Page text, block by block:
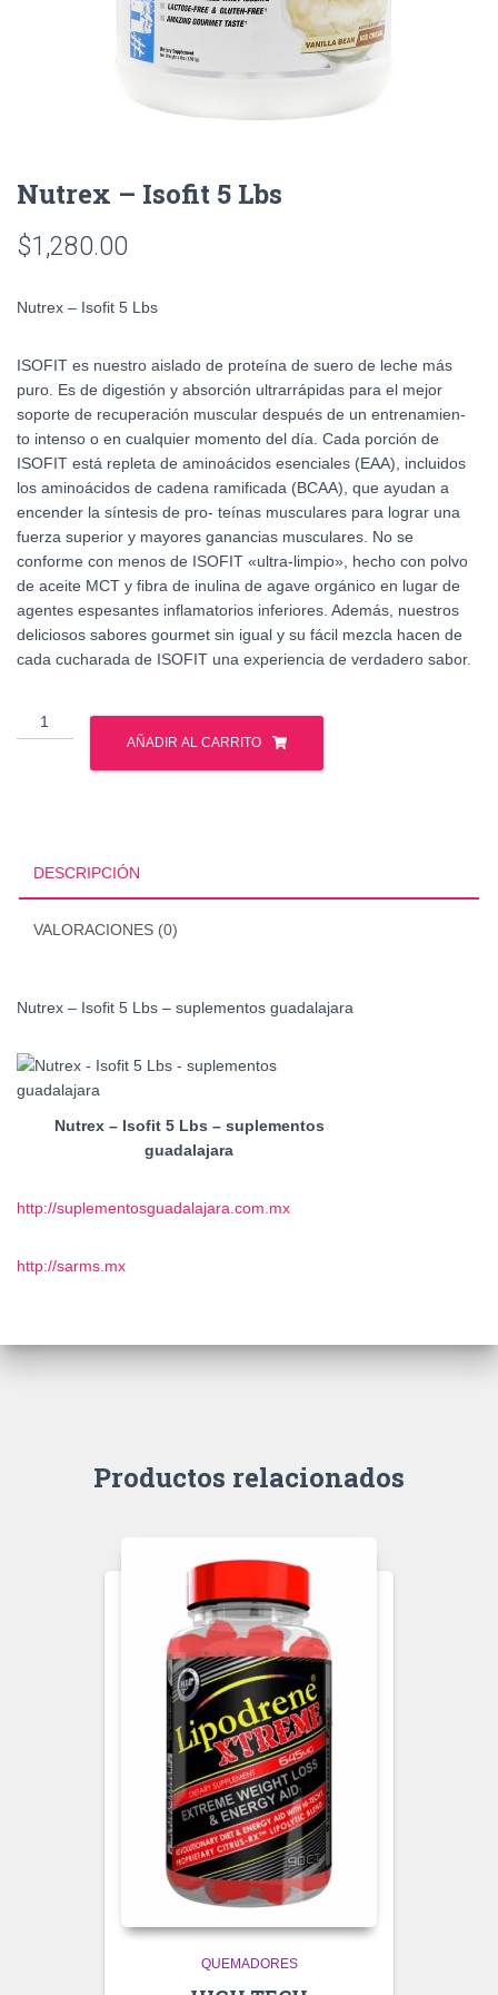
Nutrex – Isofit 5 Lbs
$1,280.00
Nutrex – Isofit 5 Lbs
ISOFIT es nuestro aislado de proteína de suero de leche más
puro. Es de digestión y absorción ultrarrápidas para el mejor
soporte de recuperación muscular después de un entrenamien-
to intenso o en cualquier momento del día. Cada porción de
ISOFIT está repleta de aminoácidos esenciales (EAA), incluidos
los aminoácidos de cadena ramificada (BCAA), que ayudan a
encender la síntesis de pro- teínas musculares para lograr una
fuerza superior y mayores ganancias musculares. No se
conforme con menos de ISOFIT «ultra-limpio», hecho con polvo
de aceite MCT y fibra de inulina de agave orgánico en lugar de
agentes espesantes inflamatorios inferiores. Además, nuestros
deliciosos sabores gourmet sin igual y su fácil mezcla hacen de
cada cucharada de ISOFIT una experiencia de verdadero sabor.
Nutrex
-
AÑADIR AL CARRITO
DESCRIPCIÓN
VALORACIONES (0)
Nutrex – Isofit 5 Lbs – suplementos guadalajara
Nutrex – Isofit 5 Lbs – suplementos
guadalajara
http://suplementosguadalajara.com.mx
http://sarms.mx
Productos relacionados
QUEMADORES